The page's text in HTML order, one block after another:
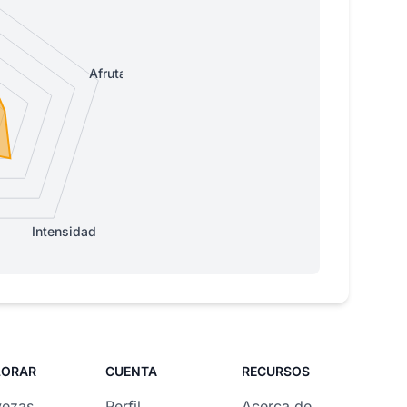
Afrutada
Intensidad
CUENTA RECURSOS